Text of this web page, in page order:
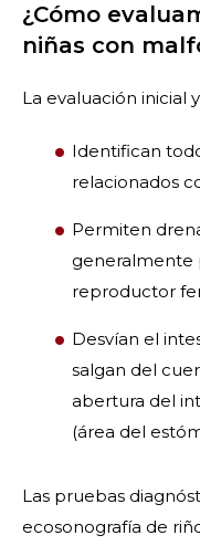
¿Cómo
niñas con
La evaluación inicial
Identifican
relacionados
Permiten
generalmente
reproductor
Desvían el
salgan del
abertura del
(área del
Las pruebas
ecosonografía de